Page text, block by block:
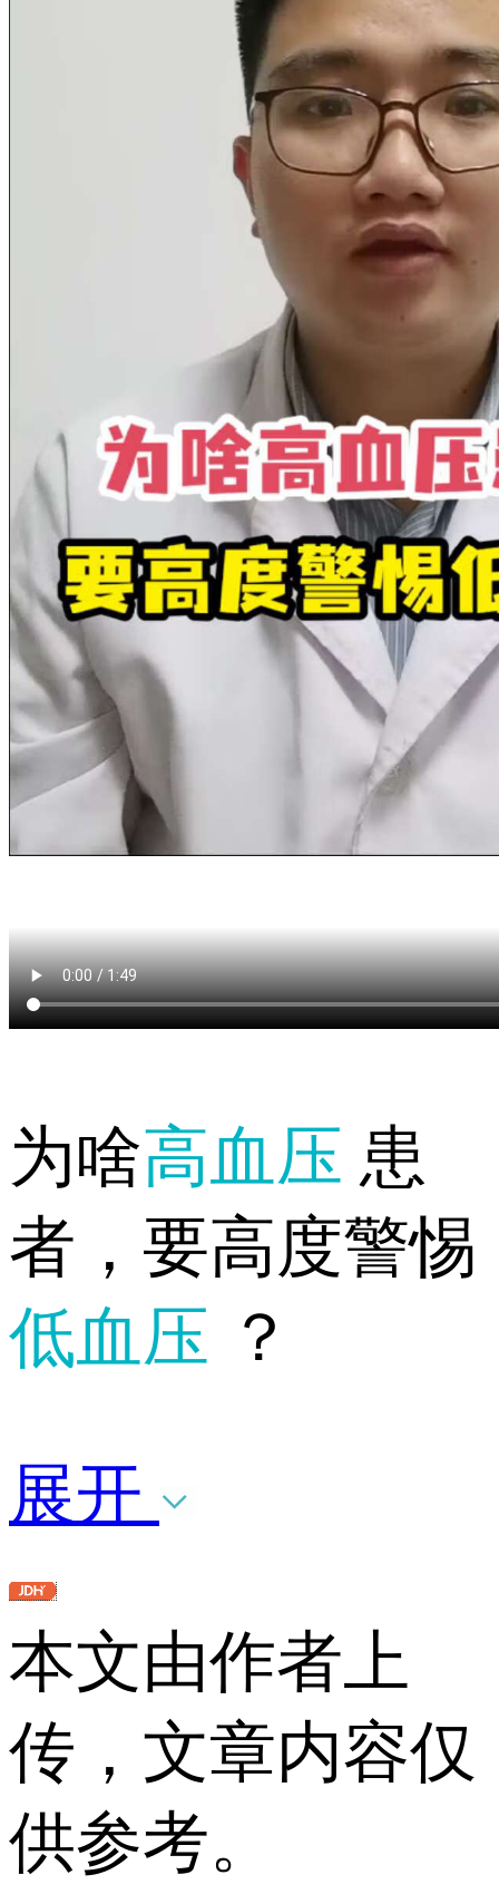
为啥高血压 患
者，要高度警惕
低血压 ？
展开
本文由作者上
传，文章内容仅
供参考。